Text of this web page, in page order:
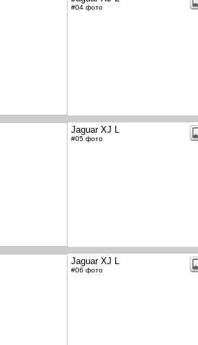
#04 фото
Jaguar XJ L
#05 фото
Jaguar XJ L
#06 фото